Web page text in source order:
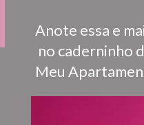
Anote essa e
no caderninho
Meu